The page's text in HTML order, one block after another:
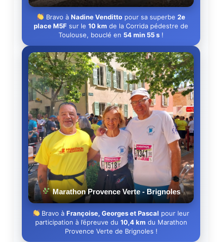
Bravo à Nadine Vendittopour sa superbe 2e
place M5F sur le 10 km de la Corrida pédestre de
Toulouse, bouclé en 54 min 55 s !
Marathon Provence Verte - Brignoles
Bravo àFrançoise, Georges et Pascal pour leur
participation à l’épreuve du 10,4 km du Marathon
Provence Verte de Brignoles !